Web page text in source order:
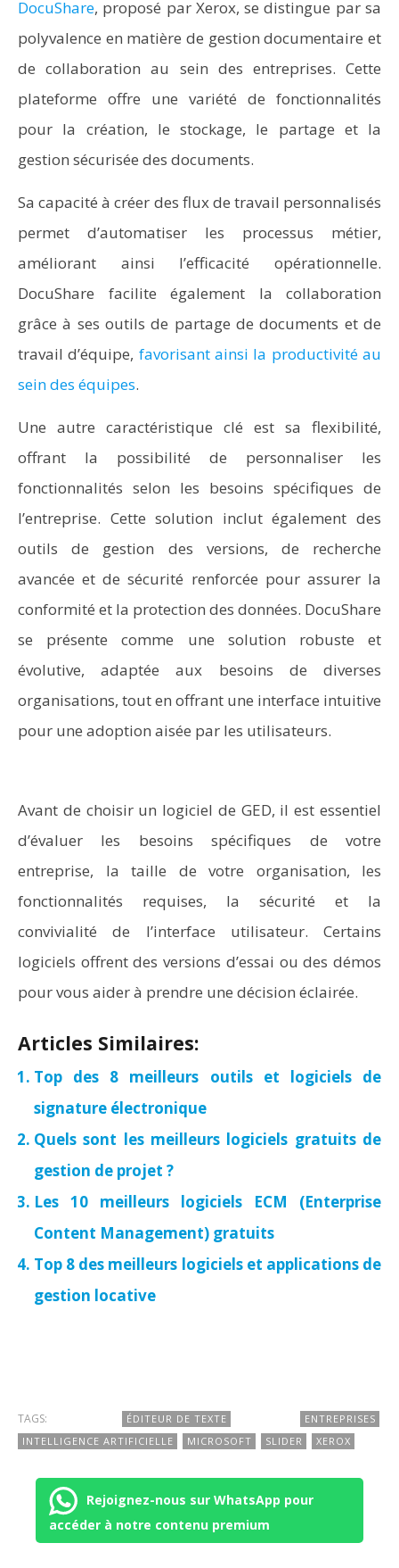
DocuShare, proposé par Xerox, se distingue par sa
polyvalence en matière de gestion documentaire et
de collaboration au sein des entreprises. Cette
plateforme offre une variété de fonctionnalités
pour la création, le stockage, le partage et la
gestion sécurisée des documents.
Sa capacité à créer des flux de travail personnalisés
permet d’automatiser les processus métier,
améliorant ainsi l’efficacité opérationnelle.
DocuShare facilite également la collaboration
grâce à ses outils de partage de documents et de
travail d’équipe, favorisant ainsi la productivité au
sein des équipes.
Une autre caractéristique clé est sa flexibilité,
offrant la possibilité de personnaliser les
fonctionnalités selon les besoins spécifiques de
l’entreprise. Cette solution inclut également des
outils de gestion des versions, de recherche
avancée et de sécurité renforcée pour assurer la
conformité et la protection des données. DocuShare
se présente comme une solution robuste et
évolutive, adaptée aux besoins de diverses
organisations, tout en offrant une interface intuitive
pour une adoption aisée par les utilisateurs.
Avant de choisir un logiciel de GED, il est essentiel
d’évaluer les besoins spécifiques de votre
entreprise, la taille de votre organisation, les
fonctionnalités requises, la sécurité et la
convivialité de l’interface utilisateur. Certains
logiciels offrent des versions d’essai ou des démos
pour vous aider à prendre une décision éclairée.
Articles Similaires:
Top des 8 meilleurs outils et logiciels de
signature électronique
Quels sont les meilleurs logiciels gratuits de
gestion de projet ?
Les 10 meilleurs logiciels ECM (Enterprise
Content Management) gratuits
Top 8 des meilleurs logiciels et applications de
gestion locative
TAGS: ÉDITEUR DE TEXTE
ENTREPRISES
INTELLIGENCE ARTIFICIELLE
MICROSOFT SLIDER XEROX
Rejoignez-nous sur WhatsApp pour
accéder à notre contenu premium